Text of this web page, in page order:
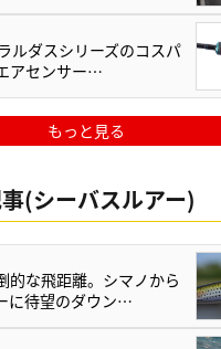
ルダスシリーズのコスパ
アセンサー…
もっと見る
(シーバスルアー)
的な飛距離。シマノから
に待望のダウン…